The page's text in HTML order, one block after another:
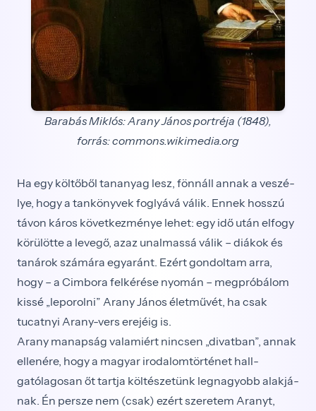
Barabás Miklós: Arany János portréja (1848),
forrás: commons.wikimedia.org
Ha egy költőből tananyag lesz, fönnáll annak a veszé­
lye, hogy a tan­könyvek foglyává válik. Ennek hosszú
távon káros következménye le­het: egy idő után elfogy
körülötte a levegő, azaz unal­massá válik – diá­kok és
tanárok számára egyaránt. Ezért gondoltam arra,
hogy – a Cimbora felkérése nyomán – megpró­bálom
kissé „leporolni” Arany János életművét, ha csak
tucatnyi Arany-vers erejéig is.
Arany manapság valamiért nincsen „divatban”, annak
ellenére, hogy a magyar irodalomtörténet hall­
gatólagosan őt tartja költészetünk legnagyobb alakjá­
nak. Én persze nem (csak) ezért szeretem Aranyt,